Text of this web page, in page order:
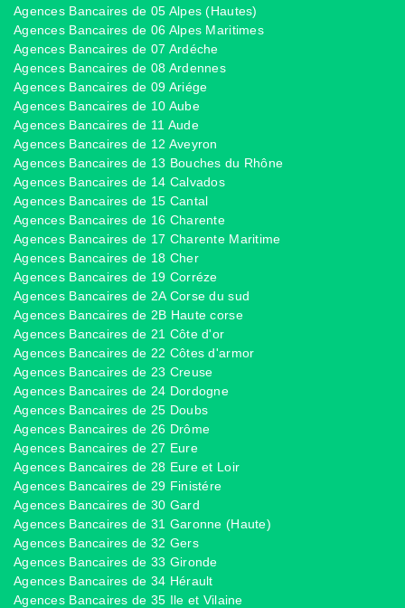
Agences Bancaires de 05 Alpes (Hautes)
Agences Bancaires de 06 Alpes Maritimes
Agences Bancaires de 07 Ardéche
Agences Bancaires de 08 Ardennes
Agences Bancaires de 09 Ariége
Agences Bancaires de 10 Aube
Agences Bancaires de 11 Aude
Agences Bancaires de 12 Aveyron
Agences Bancaires de 13 Bouches du Rhône
Agences Bancaires de 14 Calvados
Agences Bancaires de 15 Cantal
Agences Bancaires de 16 Charente
Agences Bancaires de 17 Charente Maritime
Agences Bancaires de 18 Cher
Agences Bancaires de 19 Corréze
Agences Bancaires de 2A Corse du sud
Agences Bancaires de 2B Haute corse
Agences Bancaires de 21 Côte d'or
Agences Bancaires de 22 Côtes d'armor
Agences Bancaires de 23 Creuse
Agences Bancaires de 24 Dordogne
Agences Bancaires de 25 Doubs
Agences Bancaires de 26 Drôme
Agences Bancaires de 27 Eure
Agences Bancaires de 28 Eure et Loir
Agences Bancaires de 29 Finistére
Agences Bancaires de 30 Gard
Agences Bancaires de 31 Garonne (Haute)
Agences Bancaires de 32 Gers
Agences Bancaires de 33 Gironde
Agences Bancaires de 34 Hérault
Agences Bancaires de 35 Ile et Vilaine